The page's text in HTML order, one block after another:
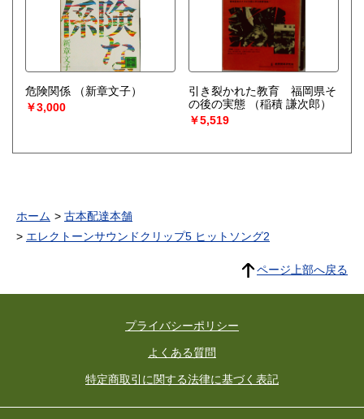
危険関係
（新章文子）
￥3,000
引き裂かれた教育 福岡県そ
の後の実態
（稲積 謙次郎）
￥5,519
ホーム
古本配達本舗
エレクトーンサウンドクリップ5 ヒットソング2
ページ上部へ戻る
プライバシーポリシー
よくある質問
特定商取引に関する法律に基づく表記